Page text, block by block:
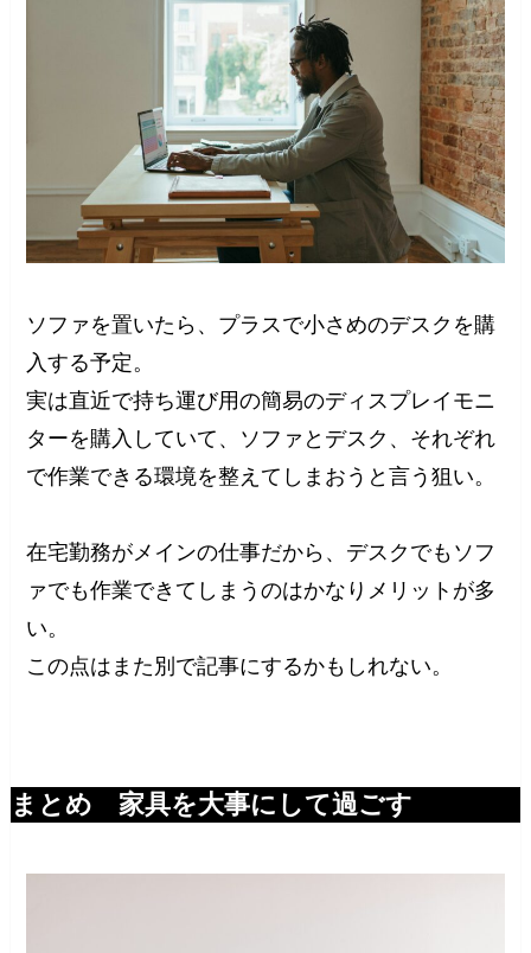
ソファを置いたら、プラスで小さめのデスクを購
入する予定。
実は直近で持ち運び用の簡易のディスプレイモニ
ターを購入していて、ソファとデスク、それぞれ
で作業できる環境を整えてしまおうと言う狙い。
在宅勤務がメインの仕事だから、デスクでもソフ
ァでも作業できてしまうのはかなりメリットが多
い。
この点はまた別で記事にするかもしれない。
まとめ 家具を大事にして過ごす